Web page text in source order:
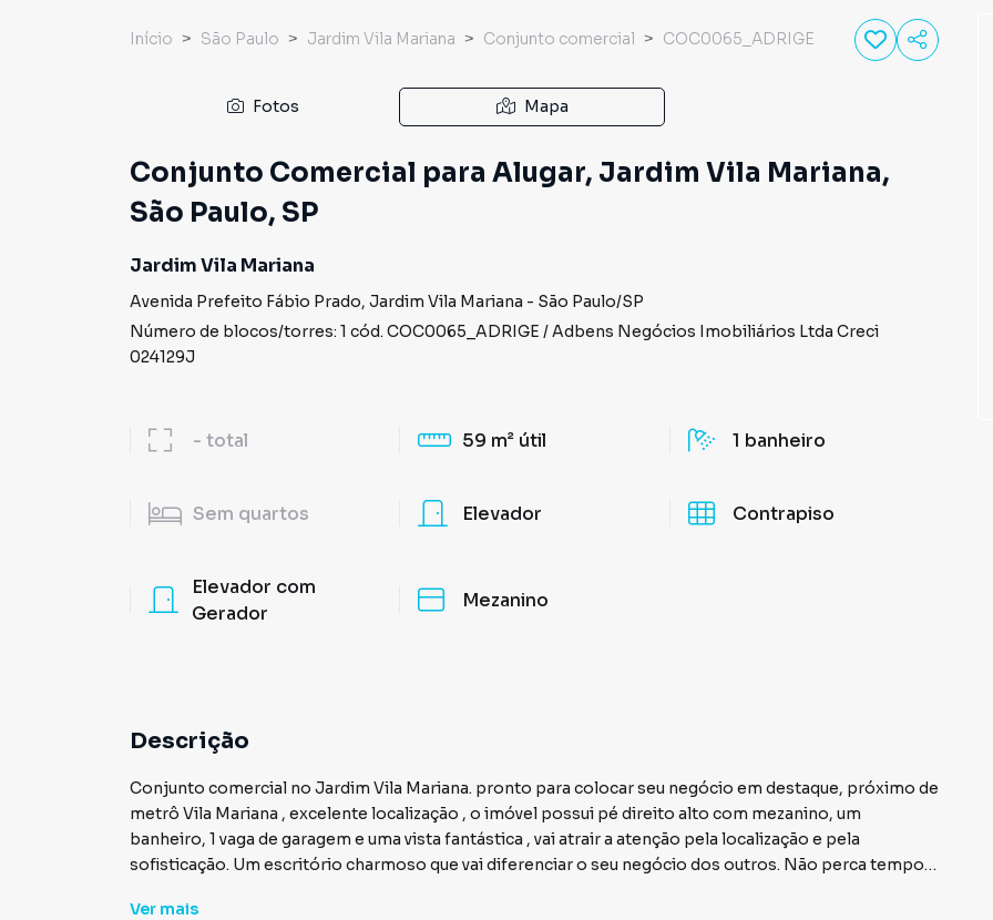
Início São Paulo Jardim Vila Mariana Conjunto comercial COC0065_ADRIGE
Fotos Mapa
Conjunto Comercial para Alugar, Jardim Vila Mariana,
São Paulo, SP
Jardim Vila Mariana
Avenida Prefeito Fábio Prado, Jardim Vila Mariana - São Paulo/SP
Número de blocos/torres: 1 cód. COC0065_ADRIGE /Adbens Negócios Imobiliários Ltda Creci
024129J
- total 59 m² útil 1 banheiro
Sem quartos Elevador Contrapiso
Elevador com
Gerador
Mezanino
Descrição
Conjunto comercial no Jardim Vila Mariana. pronto para colocar seu negócio em destaque, próximo de
metrô Vila Mariana , excelente localização , o imóvel possui pé direito alto com mezanino, um
banheiro, 1 vaga de garagem e uma vista fantástica , vai atrair a atenção pela localização e pela
sofisticação. Um escritório charmoso que vai diferenciar o seu negócio dos outros. Não perca tempo e
Ver mais